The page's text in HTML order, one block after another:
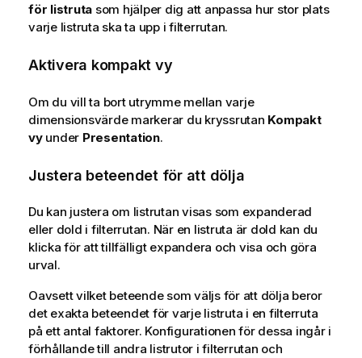
för listruta som hjälper dig att anpassa hur stor plats
varje listruta ska ta upp i filterrutan.
Aktivera kompakt vy
Om du vill ta bort utrymme mellan varje
dimensionsvärde markerar du kryssrutan Kompakt
vyunder Presentation.
Justera beteendet för att dölja
Du kan justera om listrutan visas som expanderad
eller dold i filterrutan. När en listruta är dold kan du
klicka för att tillfälligt expandera och visa och göra
urval.
Oavsett vilket beteende som väljs för att dölja beror
det exakta beteendet för varje listruta i en filterruta
på ett antal faktorer. Konfigurationen för dessa ingår i
förhållande till andra listrutor i filterrutan och